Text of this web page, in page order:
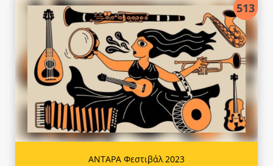
513
ΑΝΤΑΡΑ Φεστιβάλ 2023